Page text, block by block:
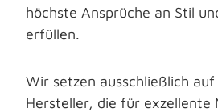
höchste Ansprüche an Stil
erfüllen.
Wir setzen ausschließlich
Hersteller, die für exzellente